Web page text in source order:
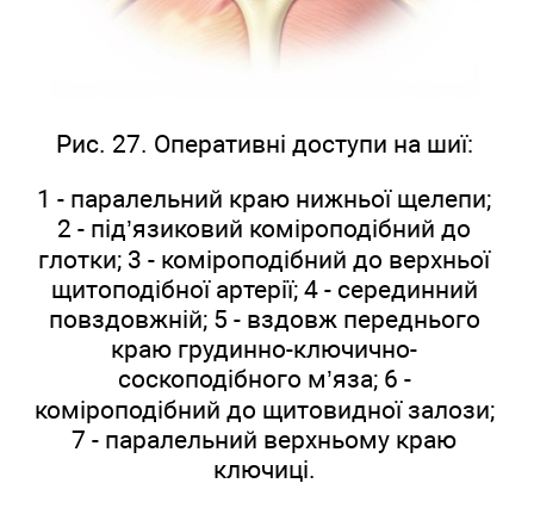
Рис. 27. Оперативні доступи на шиї:
1 - паралельний краю нижньої щелепи;
2 - під’язиковий коміроподібний до
глотки; 3 - коміроподібний до верхньої
щитоподібної артерії; 4 - серединний
повздовжній; 5 - вздовж переднього
краю грудинно-ключично-
соскоподібного м’яза; 6 -
коміроподібний до щитовидної залози;
7 - паралельний верхньому краю
ключиці.